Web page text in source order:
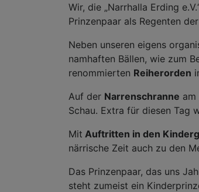
Wir, die „Narrhalla Erding
Prinzenpaar als Regenten
Neben unseren eigens
namhaften Bällen, wie zum
renommierten Reiherorden
Auf der Narrenschranne
Schau. Extra für diesen Tag
Mit Auftritten in den
närrische Zeit auch zu den
Das Prinzenpaar, das uns
steht zumeist ein